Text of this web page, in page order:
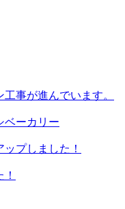
事が進んでいます。
ーカリー
プしました！